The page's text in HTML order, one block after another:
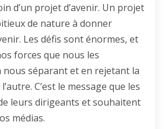
d’un projet d’avenir. Un projet
de nature à donner
Les défis sont énormes, et
forces que nous les
nous séparant et en rejetant la
C’est le message que les
leurs dirigeants et souhaitent
médias.